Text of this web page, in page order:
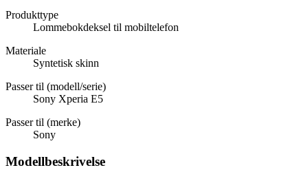
Produkttype
Lommebokdeksel til mobiltelefon
Materiale
Syntetisk skinn
Passer til (modell/serie)
Sony Xperia E5
Passer til (merke)
Sony
Modellbeskrivelse